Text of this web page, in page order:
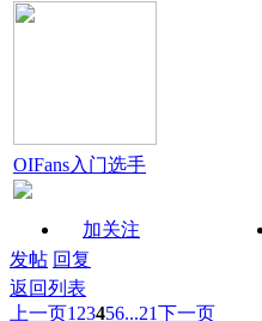
OIFans入门选手
加关注
发帖 回复
返回列表
上一页1 23456...21下一页